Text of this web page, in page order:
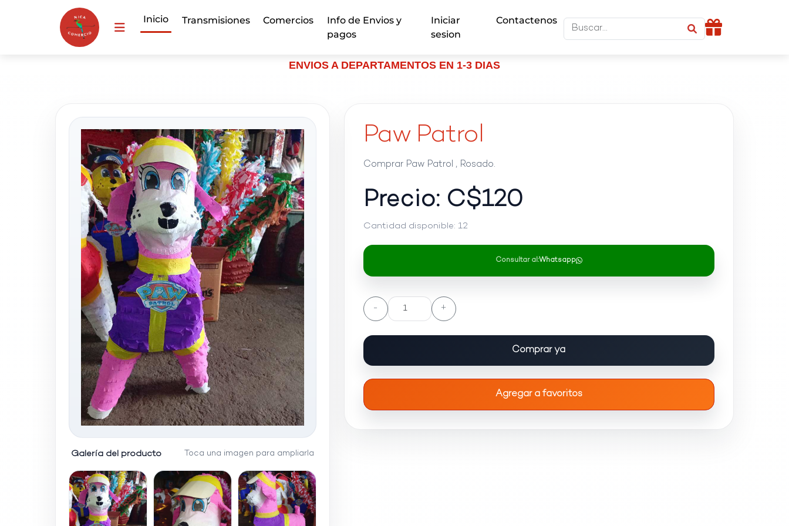
Inicio Transmisiones Comercios
Info de Envios y
pagos
Iniciar
sesion
Contactenos
ENVIOS A DEPARTAMENTOS EN 1-3 DIAS
Galería del producto Toca una imagen para ampliarla
Paw Patrol
Comprar Paw Patrol , Rosado.
Precio: C$120
Cantidad disponible: 12
Consultar al:Whatsapp
- +
Comprar ya
Agregar a favoritos